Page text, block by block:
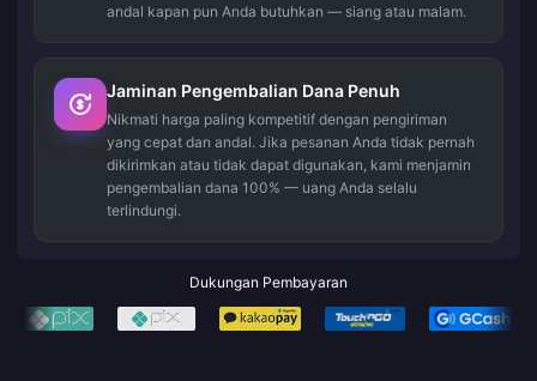
andal kapan pun Anda butuhkan — siang atau malam.
Jaminan Pengembalian Dana Penuh
Nikmati harga paling kompetitif dengan pengiriman
yang cepat dan andal. Jika pesanan Anda tidak pernah
dikirimkan atau tidak dapat digunakan, kami menjamin
pengembalian dana 100% — uang Anda selalu
terlindungi.
Dukungan Pembayaran